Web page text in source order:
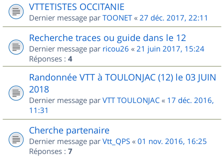
VTTETISTES OCCITANIE
Dernier message par TOONET« 27 déc. 2017, 22:11
Recherche traces ou guide dans le 12
Dernier message par ricou26 « 21 juin 2017, 15:24
Réponses : 4
Randonnée VTT à TOULONJAC (12) le 03 JUIN
2018
Dernier message par VTT TOULONJAC « 17 déc. 2016,
11:31
Cherche partenaire
Dernier message par Vtt_QPS « 01 nov. 2016, 16:25
Réponses : 7